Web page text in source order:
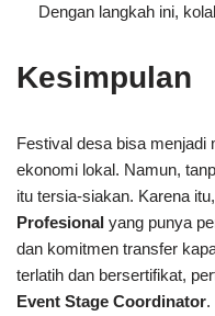
Dengan langkah ini,
Kesimpulan
Festival desa bisa
ekonomi lokal. Namun,
itu tersia-siakan. Karena
Profesional yang punya
dan komitmen transfer
terlatih dan bersertifikat,
Event Stage Coordinator.